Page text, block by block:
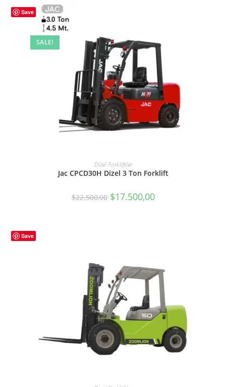
Save
SALE!
SEPETE EKLE
Dizel Forkliftler
Jac CPCD30H Dizel 3 Ton Forklift
$22.500,00 $17.500,00
Save
SEPETE EKLE